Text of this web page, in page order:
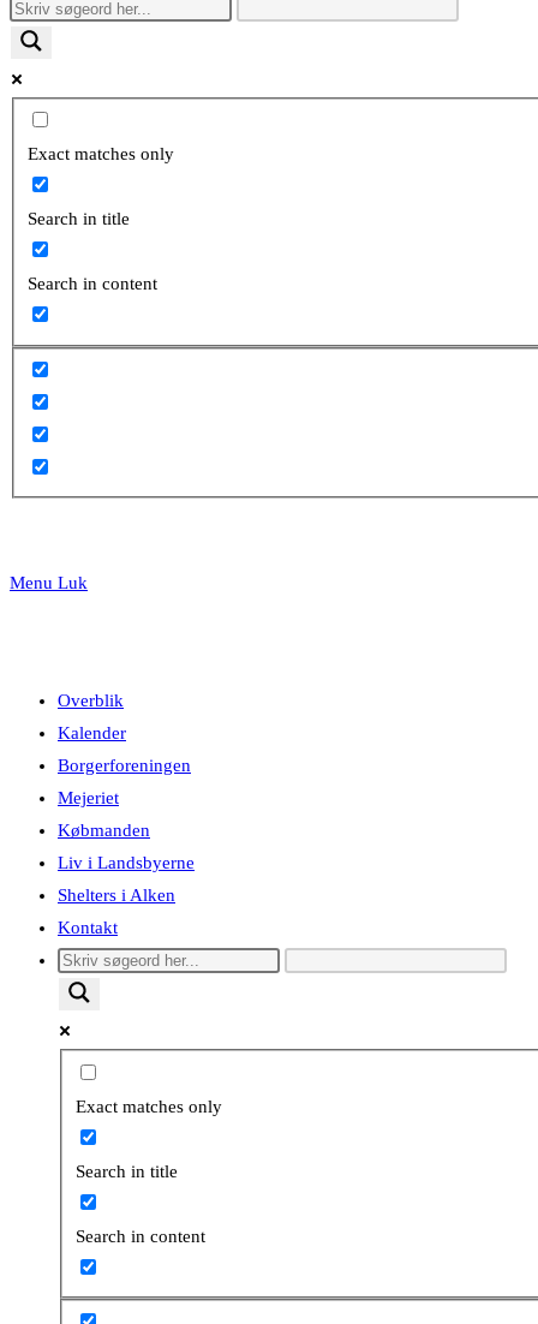
search
Exact matches only
Search in title
Search in content
Menu Luk
Overblik
Kalender
Borgerforeningen
Mejeriet
Købmanden
Liv i Landsbyerne
Shelters i Alken
Kontakt
Exact matches only
Search in title
Search in content